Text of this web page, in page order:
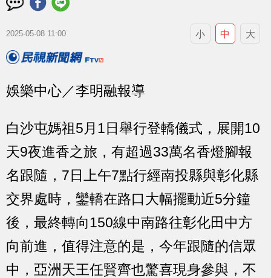
2025-05-08 11:00 小 中 大
娛樂中心／李明融報導
白沙屯媽祖5月1日舉行登轎儀式，展開10
天9夜進香之旅，有超過33萬名香燈腳報
名跟隨，7日上午7點行經南投縣與彰化縣
交界處時，鑾轎在路口大幅擺動近5分鐘
後，最終轉向150線中南路往彰化田中方
向前進，值得注意的是，今年跟隨的信眾
中，亞洲天王任賢齊也驚喜現身參與，不